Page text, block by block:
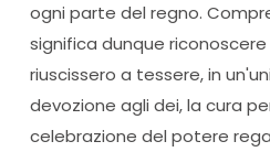
ogni parte del regno.
significa dunque
riuscissero a tessere, in
devozione agli dei, la cura
celebrazione del potere